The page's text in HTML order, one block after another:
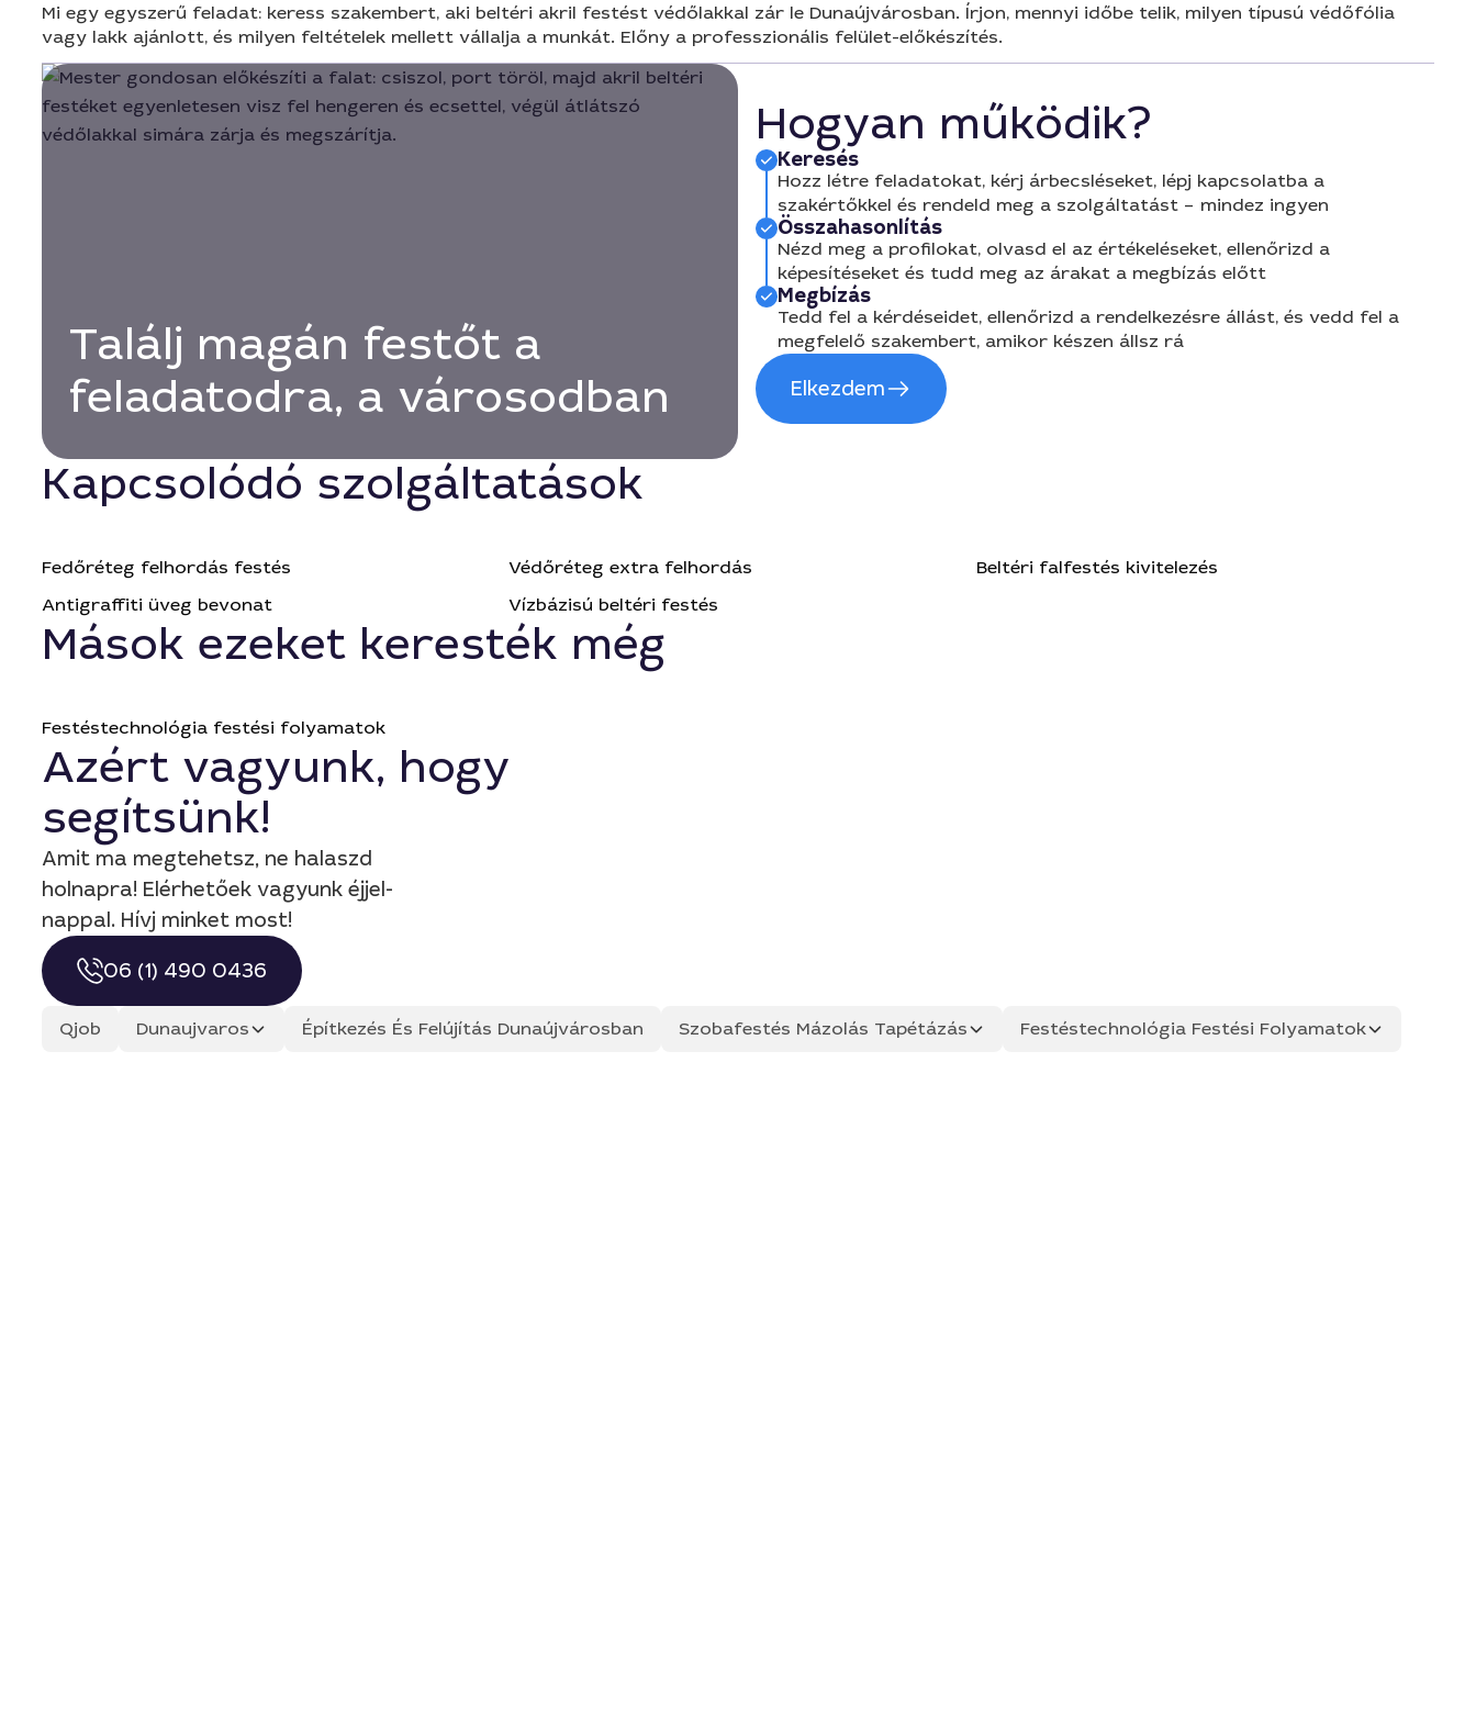
Mi egy egyszerű feladat: keress szakembert, aki beltéri akril festést védőlakkal zár le Dunaújvárosban. Írjon, mennyi időbe telik, milyen típusú védőfólia
vagy lakk ajánlott, és milyen feltételek mellett vállalja a munkát. Előny a professzionális felület-előkészítés.
Találj magán festőt a
feladatodra, a városodban
Hogyan működik?
Keresés
Hozz létre feladatokat, kérj árbecsléseket, lépj kapcsolatba a
szakértőkkel és rendeld meg a szolgáltatást – mindez ingyen
Összahasonlítás
Nézd meg a profilokat, olvasd el az értékeléseket, ellenőrizd a
képesítéseket és tudd meg az árakat a megbízás előtt
Megbízás
Tedd fel a kérdéseidet, ellenőrizd a rendelkezésre állást, és vedd fel a
megfelelő szakembert, amikor készen állsz rá
Elkezdem
Kapcsolódó szolgáltatások
Fedőréteg felhordás festés Védőréteg extra felhordás
Beltéri falfestés kivitelezés
Antigraffiti üveg bevonat
Vízbázisú beltéri festés
Mások ezeket keresték még
Festéstechnológia festési folyamatok
Azért vagyunk, hogy
segítsünk!
Amit ma megtehetsz, ne halaszd
holnapra! Elérhetőek vagyunk éjjel-
nappal. Hívj minket most!
06 (1) 490 0436
Qjob Dunaujvaros Építkezés És Felújítás Dunaújvárosban Szobafestés Mázolás Tapétázás Festéstechnológia Festési Folyamatok